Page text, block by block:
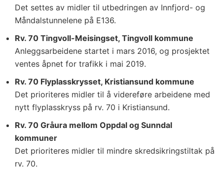
Det settes av midler til utbedringen av Innfjord- og
Måndalstunnelene på E136.
Rv. 70 Tingvoll-Meisingset, Tingvoll kommune
Anleggsarbeidene startet i mars 2016, og prosjektet
ventes åpnet for trafikk i mai 2019.
Rv. 70 Flyplasskrysset, Kristiansund kommune
Det prioriteres midler til å videreføre arbeidene med
nytt flyplasskryss på rv. 70 i Kristiansund.
Rv. 70 Gråura mellom Oppdal og Sunndal
kommuner
Det prioriteres midler til mindre skredsikringstiltak på
rv. 70.